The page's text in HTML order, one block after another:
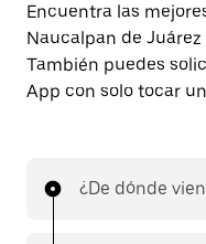
Encuentra las
Naucalpan de
También puedes
App con solo tocar
¿De dónde